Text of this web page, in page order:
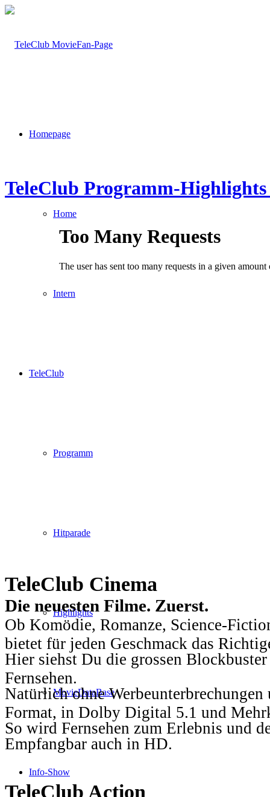
Homepage
Home
Intern
TeleClub
Programm
Hitparade
Highlights
MovieDataBase
Info-Show
TeleClub Programm-
TeleClub Cinema
Die neuesten Filme. Zuerst.
Ob Komödie, Romanze, Science-
bietet für jeden Geschmack das
Hier siehst Du die grossen
Fernsehen.
Natürlich ohne
Format, in Dolby Digital 5.1 und
So wird Fernsehen zum Erlebnis und
Empfangbar auch in HD.
TeleClub Action